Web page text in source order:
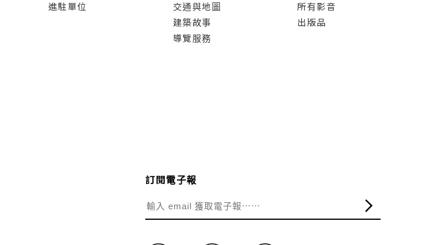
進駐單位
交通與地圖
建築故事
導覽服務
所有影音
出版品
訂閱電子報